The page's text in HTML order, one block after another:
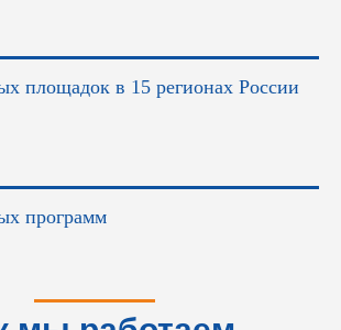
площадок в 15 регионах России
программ